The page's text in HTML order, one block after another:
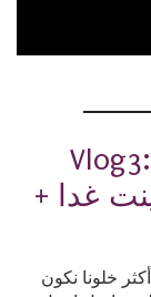
Vlog3: تجهيزات مكتبي الجزء
غدا +
خلونا نكون